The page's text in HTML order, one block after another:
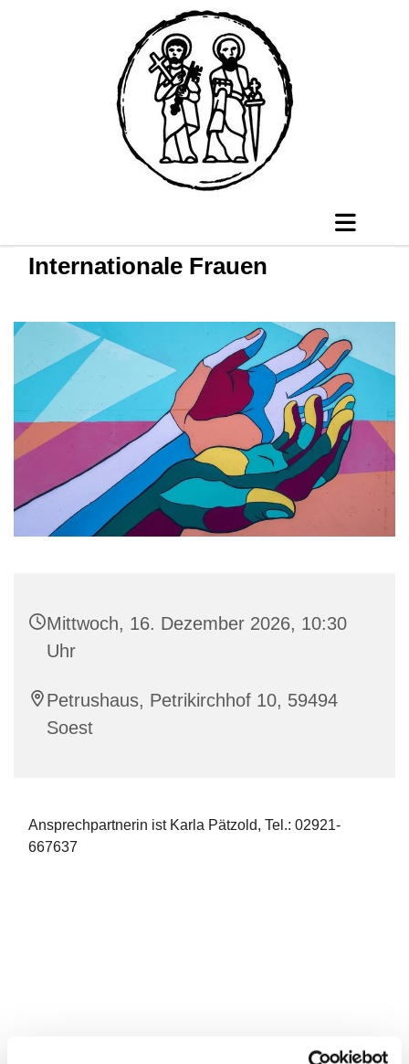
Internationale Frauen
Mittwoch, 16. Dezember 2026, 10:30
Uhr
Petrushaus, Petrikirchhof 10, 59494
Soest
Ansprechpartnerin ist Karla Pätzold, Tel.: 02921-
667637